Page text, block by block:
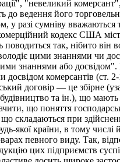
"невеликий
до ведення його
у разі сумніву
кодекс США
поводиться так, нібито
цими знаннями чи
знаннями або
досвідом комерсантів (ст.
договір — це збірне
будівництво та ін.), що
що поняття
складаються при
якої країни, в тому
певного виду. Так,
цих підприємств